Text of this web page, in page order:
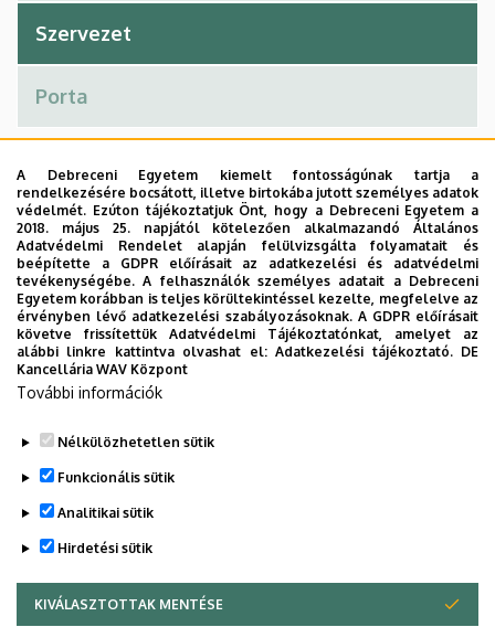
A Debreceni Egyetem kiemelt fontosságúnak tartja a
rendelkezésére bocsátott, illetve birtokába jutott személyes adatok
védelmét. Ezúton tájékoztatjuk Önt, hogy a Debreceni Egyetem a
2018. május 25. napjától kötelezően alkalmazandó Általános
Adatvédelmi Rendelet alapján felülvizsgálta folyamatait és
beépítette a GDPR előírásait az adatkezelési és adatvédelmi
tevékenységébe. A felhasználók személyes adatait a Debreceni
Egyetem korábban is teljes körültekintéssel kezelte, megfelelve az
érvényben lévő adatkezelési szabályozásoknak. A GDPR előírásait
követve frissítettük Adatvédelmi Tájékoztatónkat, amelyet az
alábbi linkre kattintva olvashat el:Adatkezelési tájékoztató. DE
Kancellária WAV Központ
További információk
Nélkülözhetetlen sütik
Funkcionális sütik
Analitikai sütik
Hirdetési sütik
KIVÁLASZTOTTAK MENTÉSE
WITHDRAW CONSENT
A keresés a következőkre működik: Név, Munkahely (szervezeti egység),
Beosztás, Munkakör, Mellék
Szervezetek
Nincs találat.
telefonkönyvében|Külső személyek rögzítése a
DE telefonkönyvében